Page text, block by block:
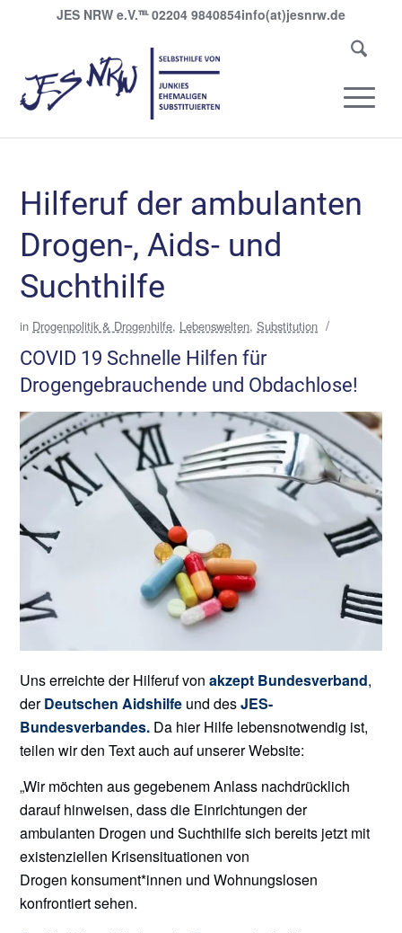
JES NRW e.V.℡02204 9840854info(at)jesnrw.de
Hilferuf der ambulanten
Drogen-, Aids- und
Suchthilfe
in Drogenpolitik & Drogenhilfe, Lebenswelten,Substitution /
COVID 19 Schnelle Hilfen für
Drogengebrauchende und Obdachlose!
Uns erreichte der Hilferuf vonakzept Bundesverband,
derDeutschen Aidshilfe und desJES-
Bundesverbandes. Da hier Hilfe lebensnotwendig ist,
teilen wir den Text auch auf unserer Website:
„Wir möchten aus gegebenem Anlass nachdrücklich
darauf hinweisen, dass die Einrichtungen der
ambulanten Drogen und Suchthilfe sich bereits jetzt mit
existenziellen Krisensituationen von
Drogen konsument*innen und Wohnungslosen
konfrontiert sehen.